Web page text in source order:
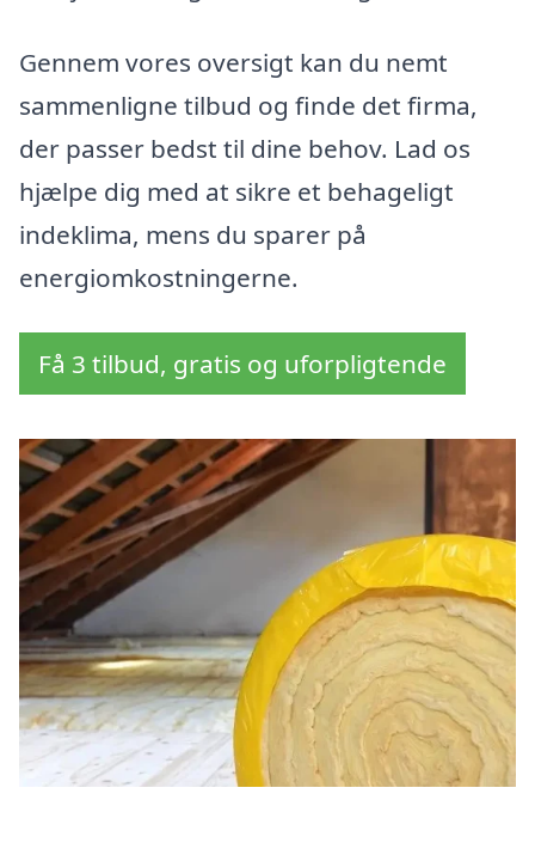
Gennem vores oversigt kan du nemt
sammenligne tilbud og finde det firma,
der passer bedst til dine behov. Lad os
hjælpe dig med at sikre et behageligt
indeklima, mens du sparer på
energiomkostningerne.
Få 3 tilbud, gratis og uforpligtende